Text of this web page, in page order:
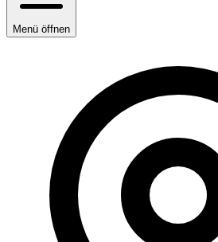
Menü öffnen